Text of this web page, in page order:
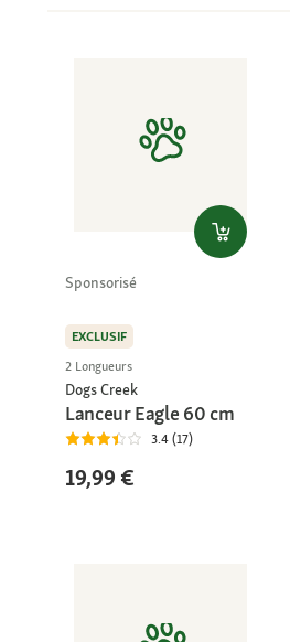
Sponsorisé
EXCLUSIF
2 Longueurs
Dogs Creek
Lanceur Eagle 60 cm
3.4 (17)
19,99 €